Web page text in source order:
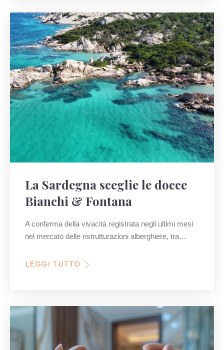
La Sardegna sceglie le docce
Bianchi & Fontana
A conferma della vivacità registrata negli ultimi mesi
nel mercato delle ristrutturazioni alberghiere, tra…
LEGGI TUTTO